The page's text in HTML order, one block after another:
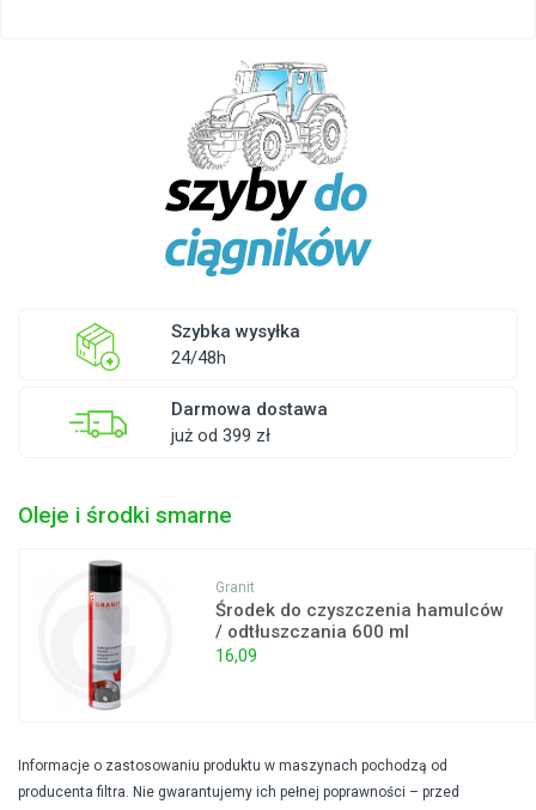
Szybka wysyłka
24/48h
Darmowa dostawa
już od 399 zł
Oleje i środki smarne
Granit
Środek do czyszczenia hamulców
/ odtłuszczania 600 ml
16,09
Informacje o zastosowaniu produktu w maszynach pochodzą od
producenta filtra. Nie gwarantujemy ich pełnej poprawności – przed